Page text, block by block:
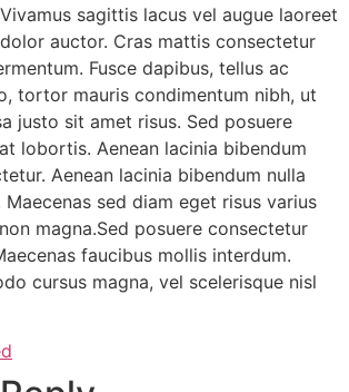
sagittis lacus vel augue laoreet
auctor. Cras mattis consectetur
Fusce dapibus, tellus ac
tortor mauris condimentum nibh, ut
justo sit amet risus. Sed posuere
lobortis. Aenean lacinia bibendum
Aenean lacinia bibendum nulla
sed diam eget risus varius
magna.Sed posuere consectetur
faucibus mollis interdum.
cursus magna, vel scelerisque nisl